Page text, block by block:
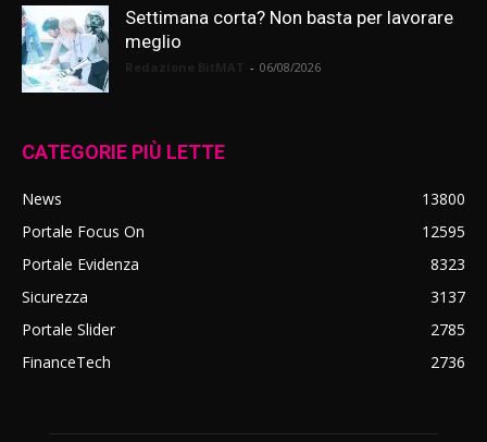
Settimana corta? Non basta per lavorare
meglio
- 06/08/2026
CATEGORIE PIÙ LETTE
News
13800
Portale Focus On
12595
Portale Evidenza
8323
Sicurezza
3137
Portale Slider
2785
FinanceTech
2736